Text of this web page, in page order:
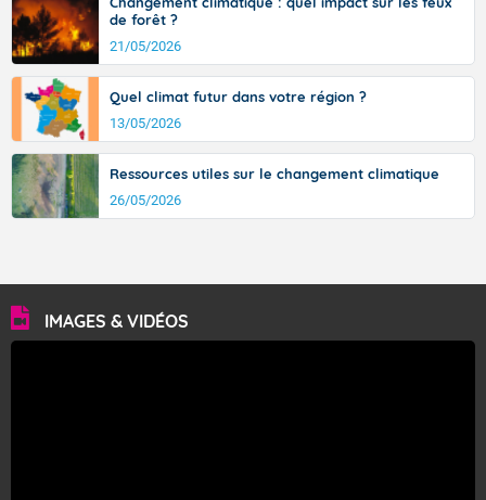
de forêt ?
21/05/2026
Quel climat futur dans votre région ?
13/05/2026
Ressources utiles sur le changement climatique
26/05/2026
IMAGES & VIDÉOS